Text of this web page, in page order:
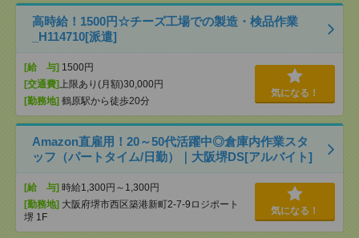
高時給！1500円☆チーズ工場での製造・検品作業
_H114710[派遣]
[給 与] 1500円
[交通費] 上限あり(月額)30,000円
[勤務地] 鶴原駅から徒歩20分
気になる！
Amazon直雇用！20～50代活躍中◎倉庫内作業スタ
ッフ（パートタイム/日勤）｜大阪堺DS[アルバイト]
[給 与] 時給1,300円～1,300円
[勤務地] 大阪府堺市西区築港新町2-7-9ロジポート
堺 1F
気になる！